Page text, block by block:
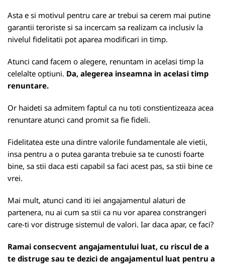
Asta e si motivul pentru care ar trebui sa cerem mai putine
garantii teroriste si sa incercam sa realizam ca inclusiv la
nivelul fidelitatii pot aparea modificari in timp.
Atunci cand facem o alegere, renuntam in acelasi timp la
celelalte optiuni. Da, alegerea inseamna in acelasi timp
renuntare.
Or haideti sa admitem faptul ca nu toti constientizeaza acea
renuntare atunci cand promit sa fie fideli.
Fidelitatea este una dintre valorile fundamentale ale vietii,
insa pentru a o putea garanta trebuie sa te cunosti foarte
bine, sa stii daca esti capabil sa faci acest pas, sa stii bine ce
vrei.
Mai mult, atunci cand iti iei angajamentul alaturi de
partenera, nu ai cum sa stii ca nu vor aparea constrangeri
care-ti vor distruge sistemul de valori. Iar daca apar, ce faci?
Ramai consecvent angajamentului luat, cu riscul de a
te distruge sau te dezici de angajamentul luat pentru a